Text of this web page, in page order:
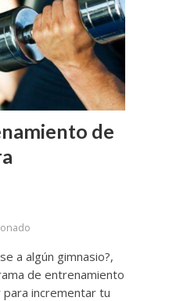
de
a algún gimnasio?,
de entrenamiento
incrementar tu